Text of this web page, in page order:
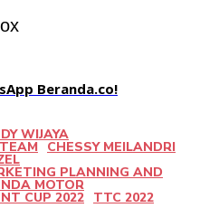
Beranda.co!
WIJAYA
CHESSY MEILANDRI
PLANNING AND
MOTOR
CUP 2022 TTC 2022